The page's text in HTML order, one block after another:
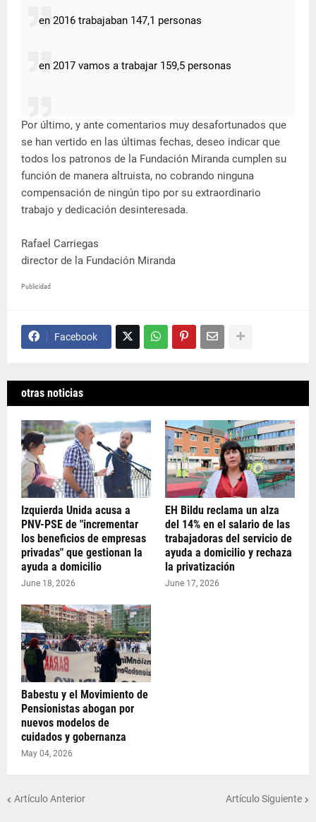
en 2016 trabajaban 147,1 personas
en 2017 vamos a trabajar 159,5 personas
Por último, y ante comentarios muy desafortunados que
se han vertido en las últimas fechas, deseo indicar que
todos los patronos de la Fundación Miranda cumplen su
función de manera altruista, no cobrando ninguna
compensación de ningún tipo por su extraordinario
trabajo y dedicación desinteresada.
Rafael Carriegas
director de la Fundación Miranda
Publicidad
Facebook
otras noticias
Izquierda Unida acusa a
PNV-PSE de "incrementar
los beneficios de empresas
privadas" que gestionan la
ayuda a domicilio
June 18, 2026
EH Bildu reclama un alza
del 14% en el salario de las
trabajadoras del servicio de
ayuda a domicilio y rechaza
la privatización
June 17, 2026
Babestu y el Movimiento de
Pensionistas abogan por
nuevos modelos de
cuidados y gobernanza
May 04, 2026
Artículo Anterior Artículo Siguiente